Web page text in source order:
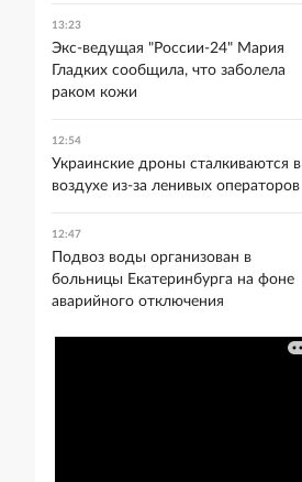
13:23
Экс-ведущая "России-24" Мария
Гладких сообщила, что заболела
раком кожи
12:54
Украинские дроны сталкиваются в
воздухе из-за ленивых операторов
12:47
Подвоз воды организован в
больницы Екатеринбурга на фоне
аварийного отключения